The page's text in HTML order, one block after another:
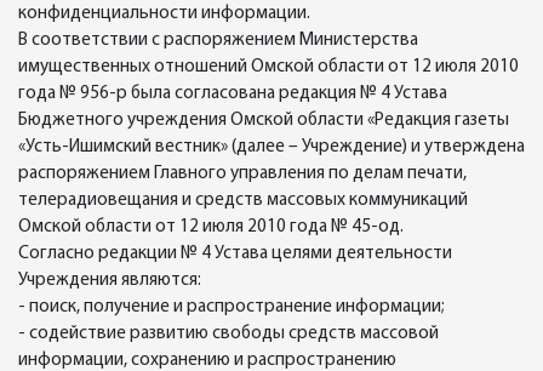
конфиденциальности информации.
В соответствии с распоряжением Министерства
имущественных отношений Омской области от 12 июля 2010
года № 956-р была согласована редакция № 4 Устава
Бюджетного учреждения Омской области «Редакция газеты
«Усть-Ишимский вестник» (далее – Учреждение) и утверждена
распоряжением Главного управления по делам печати,
телерадиовещания и средств массовых коммуникаций
Омской области от 12 июля 2010 года № 45-од.
Согласно редакции № 4 Устава целями деятельности
Учреждения являются:
- поиск, получение и распространение информации;
- содействие развитию свободы средств массовой
информации, сохранению и распространению